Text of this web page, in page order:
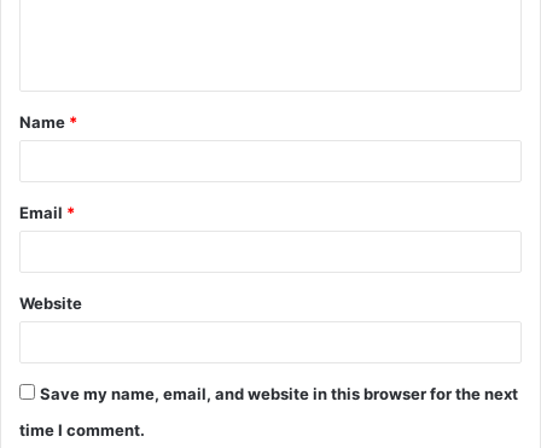
t
*
Name *
Email *
Website
Save my name, email, and website in this browser for the next
time I comment.